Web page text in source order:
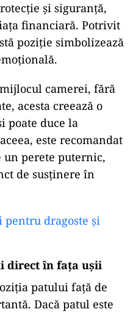
și siguranță,
financiară. Potrivit
poziție simbolizează
camerei, fără
acesta creează o
poate duce la
este recomandat
perete puternic,
de susținere în
pentru dragoste și
direct în fața ușii
patului față de
Dacă patul este